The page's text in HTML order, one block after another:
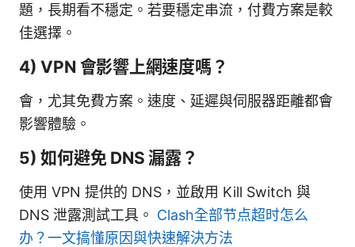
題，長期看不穩定。若要穩定串流，付費方案是較
佳選擇。
4) VPN 會影響上網速度嗎？
會，尤其免費方案。速度、延遲與伺服器距離都會
影響體驗。
5) 如何避免 DNS 漏露？
使用 VPN 提供的 DNS，並啟用 Kill Switch 與
DNS 泄露測試工具。 Clash全部节点超时怎么
办？一文搞懂原因與快速解決方法